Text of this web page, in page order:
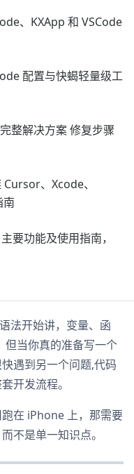
、KXApp 和 VSCode
配置与快蝎轻量级工
整解决方案 修复步骤
、Xcode、
南
要功能及使用指南，
法开始讲，变量、函
但当你真的准备写一个
遇到另一个问题,代码
开发流程。
在 iPhone 上，那需要
不是单一知识点。